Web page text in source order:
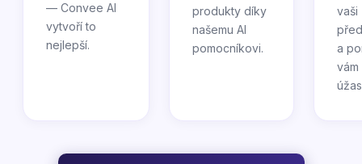
— Convee AI
vytvoří to
nejlepší.
produkty díky
našemu AI
pomocníkovi.
vaši
a